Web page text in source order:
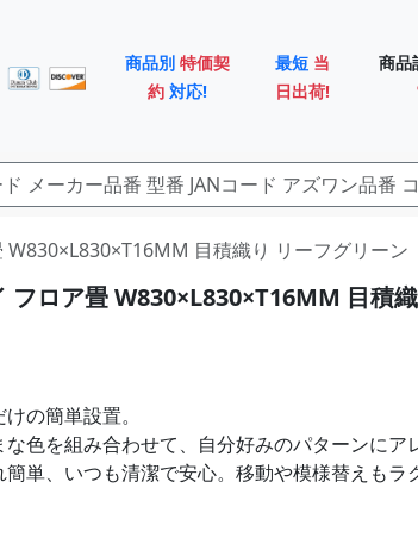
商品別 特価契
約 対応!
最短 当
日出荷!
商品
W830×L830×T16MM 目積織り リーフグリーン
フロア畳 W830×L830×T16MM 目積
けの簡単設置。
な色を組み合わせて、自分好みのパターンにア
簡単、いつも清潔で安心。移動や模様替えもラ